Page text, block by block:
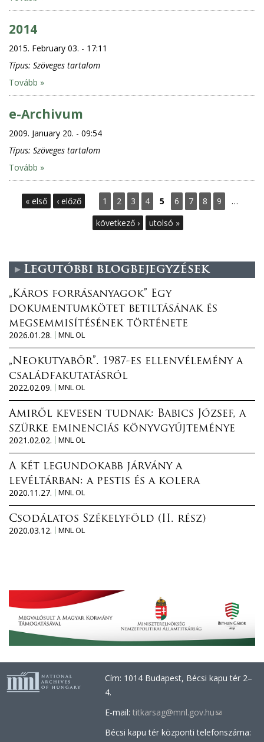
2014
2015. February 03. - 17:11
Típus: Szöveges tartalom
Tovább »
e-Archivum
2009. January 20. - 09:54
Típus: Szöveges tartalom
Tovább »
e
s
« első ‹ előző 1 2 3 4 5 6 7 8 9
…
következő ›
utolsó »
Legutóbbi blogbejegyzések
„Káros forrásanyagok” Egy
dokumentumkötet betiltásának és
megsemmisítésének története
2026.01.28.
MNL OL
„Neokutyabőr”. 1987-es ellenvélemény a
családfakutatásról
2022.02.09.
MNL OL
Amiről kevesen tudnak: Babics József, a
szürke eminenciás könyvgyűjteménye
2021.02.02.
MNL OL
A két legundokabb járvány a
levéltárban: a pestis és a kolera
2020.11.27.
MNL OL
Csodálatos Székelyföld (II. rész)
2020.03.12.
MNL OL
Cím: 1014 Budapest, Bécsi kapu tér 2–
4.
E-mail:titkarsag@mnl.gov.hu(link
sends
Bécsi kapu tér központi telefonszáma: